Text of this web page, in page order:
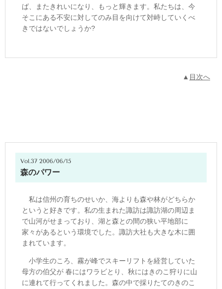
ば、またきれいになり、もっと輝きます。私たちは、今
そこにある不安に対してのみ目を向けて対峙していくべ
きではないでしょうか?
▲ 目次へ
Vol.37 2006/06/15
森のパワー
私は信州の育ちのせいか、海よりも森や林がどちらか
というと好きです。私の生まれた諏訪は諏訪湖の周辺ま
で山河がせまっており、湖と森との間の狭い平地部に
家々があるという環境でした。諏訪大社も大きな木に囲
まれています。
小学生のころ、霧が峰でスキーリフトを経営していた
母方の伯父が 春にはワラビとり、秋にはきのこ狩りに山
に連れて行ってくれました。森の中で採りたてのきのこ